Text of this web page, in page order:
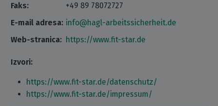
Faks:
+49 89 78072727
E-mail adresa: info@hagl-arbeitssicherheit.de
Web-stranica: https://www.fit-star.de
Izvori:
https://www.fit-star.de/datenschutz/
https://www.fit-star.de/impressum/